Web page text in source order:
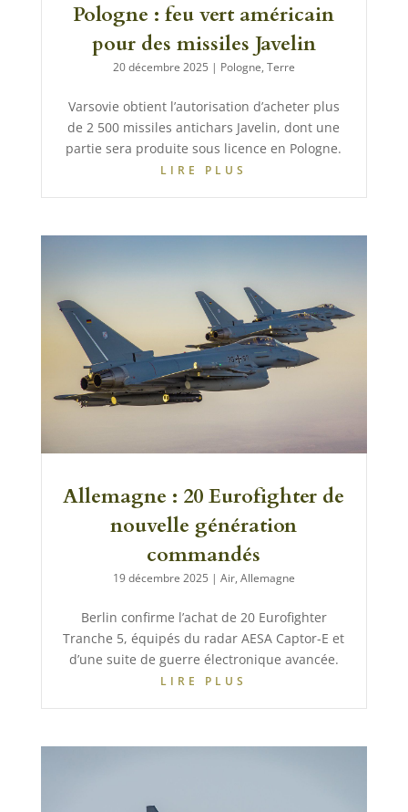
Pologne : feu vert américain
pour des missiles Javelin
20 décembre 2025 | Pologne, Terre
Varsovie obtient l’autorisation d’acheter plus
de 2 500 missiles antichars Javelin, dont une
partie sera produite sous licence en Pologne.
LIRE PLUS
Allemagne : 20 Eurofighter de
nouvelle génération
commandés
19 décembre 2025 | Air, Allemagne
Berlin confirme l’achat de 20 Eurofighter
Tranche 5, équipés du radar AESA Captor-E et
d’une suite de guerre électronique avancée.
LIRE PLUS